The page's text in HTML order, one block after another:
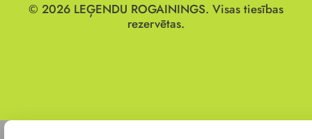
© 2026 LEĢENDU ROGAININGS. Visas tiesības
rezervētas.